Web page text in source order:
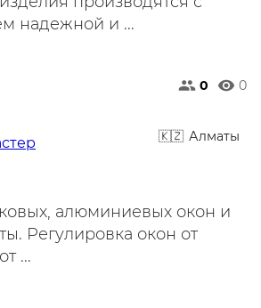
надежной и ...
0 0
Алматы
алюминиевых окон и
Регулировка окон от
...